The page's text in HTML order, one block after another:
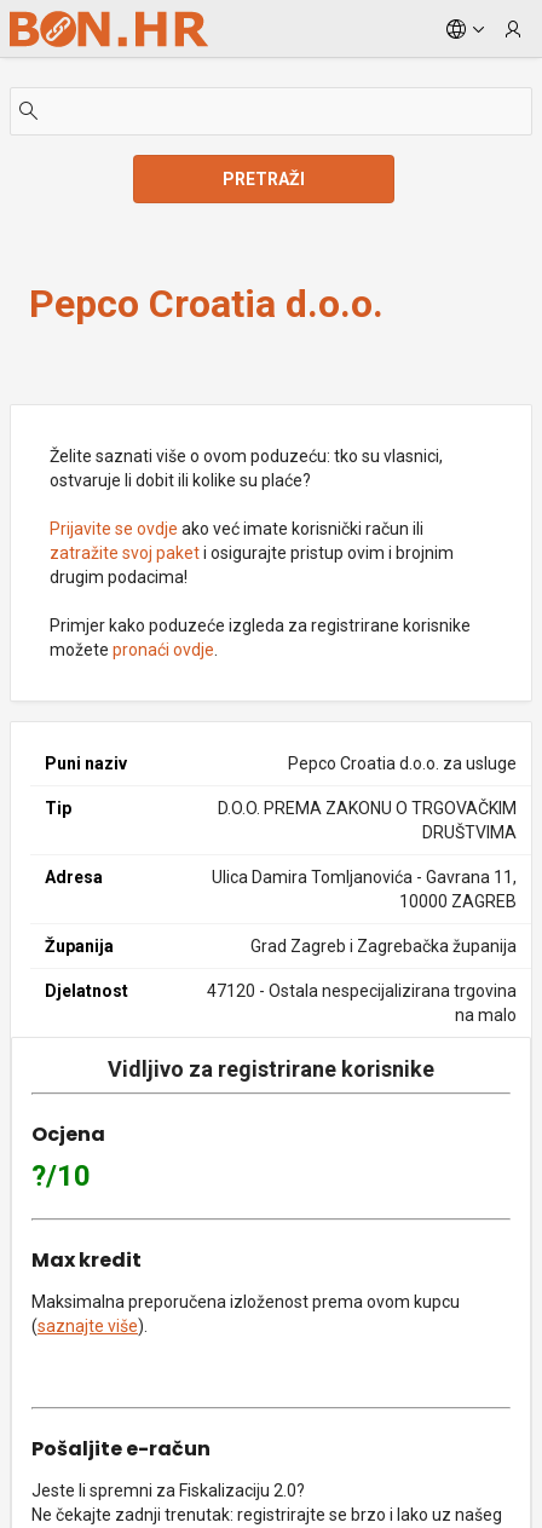
Skip to Main Content
PRETRAŽI
Pepco Croatia d.o.o.
Želite saznati više o ovom poduzeću: tko su vlasnici,
ostvaruje li dobit ili kolike su plaće?
Prijavite se ovdje ako već imate korisnički račun ili
zatražite svoj paketi osigurajte pristup ovim i brojnim
drugim podacima!
Primjer kako poduzeće izgleda za registrirane korisnike
možete pronaći ovdje
Puni naziv Pepco Croatia d.o.o. za usluge
Tip
D.O.O. PREMA ZAKONU O TRGOVAČKIM
DRUŠTVIMA
Adresa
Ulica Damira Tomljanovića - Gavrana 11,
10000 ZAGREB
Županija Grad Zagreb i Zagrebačka županija
Djelatnost
47120 - Ostala nespecijalizirana trgovina
na malo
Vidljivo za registrirane korisnike
Ocjena
?/10
Max kredit
Maksimalna preporučena izloženost prema ovom kupcu
(saznajte više).
Pošaljite e-račun
Jeste li spremni za Fiskalizaciju 2.0?
Ne čekajte zadnji trenutak: registrirajte se brzo i lako uz našeg